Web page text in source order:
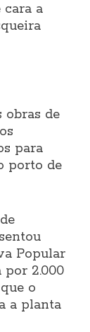
cara a
obras de
para
porto de
Popular
por 2.000
o
a planta